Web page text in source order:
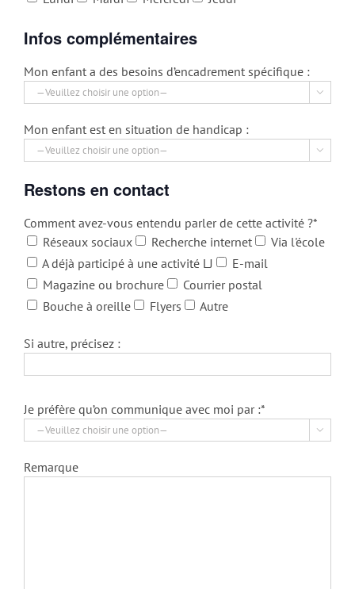
Infos complémentaires
Mon enfant a des besoins d’encadrement spécifique :

Mon enfant est en situation de handicap :

Restons en contact
Comment avez-vous entendu parler de cette activité ?*
Réseaux sociaux
Recherche internet
Via l'école
A déjà participé à une activité LJ
E-mail
Magazine ou brochure
Courrier postal
Bouche à oreille
Flyers Autre
Si autre, précisez :
Je préfère qu’on communique avec moi par :*

Remarque